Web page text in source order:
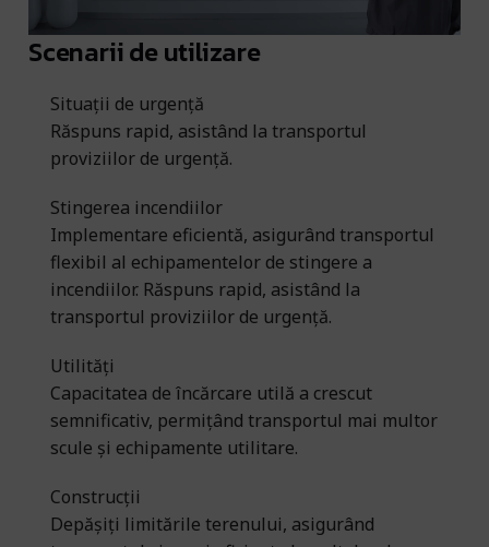
Scenarii de utilizare
Situații de urgență
Răspuns rapid, asistând la transportul
proviziilor de urgență.
Stingerea incendiilor
Implementare eficientă, asigurând transportul
flexibil al echipamentelor de stingere a
incendiilor. Răspuns rapid, asistând la
transportul proviziilor de urgență.
Utilități
Capacitatea de încărcare utilă a crescut
semnificativ, permițând transportul mai multor
scule și echipamente utilitare.
Construcții
Depășiți limitările terenului, asigurând